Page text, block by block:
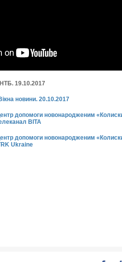
19.10.2017
новини. 20.10.2017
допомоги новонародженим
ВІТА
допомоги новонародженим
Ukraine